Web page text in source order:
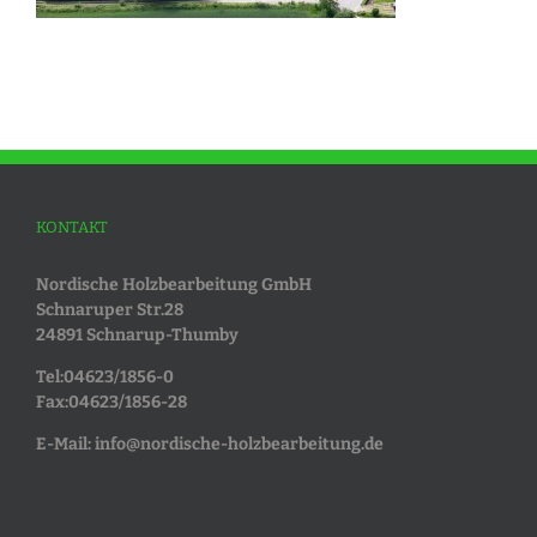
KONTAKT
Nordische Holzbearbeitung GmbH
Schnaruper Str.28
24891 Schnarup-Thumby
Tel:04623/1856-0
Fax:04623/1856-28
E-Mail:info@nordische-holzbearbeitung.de